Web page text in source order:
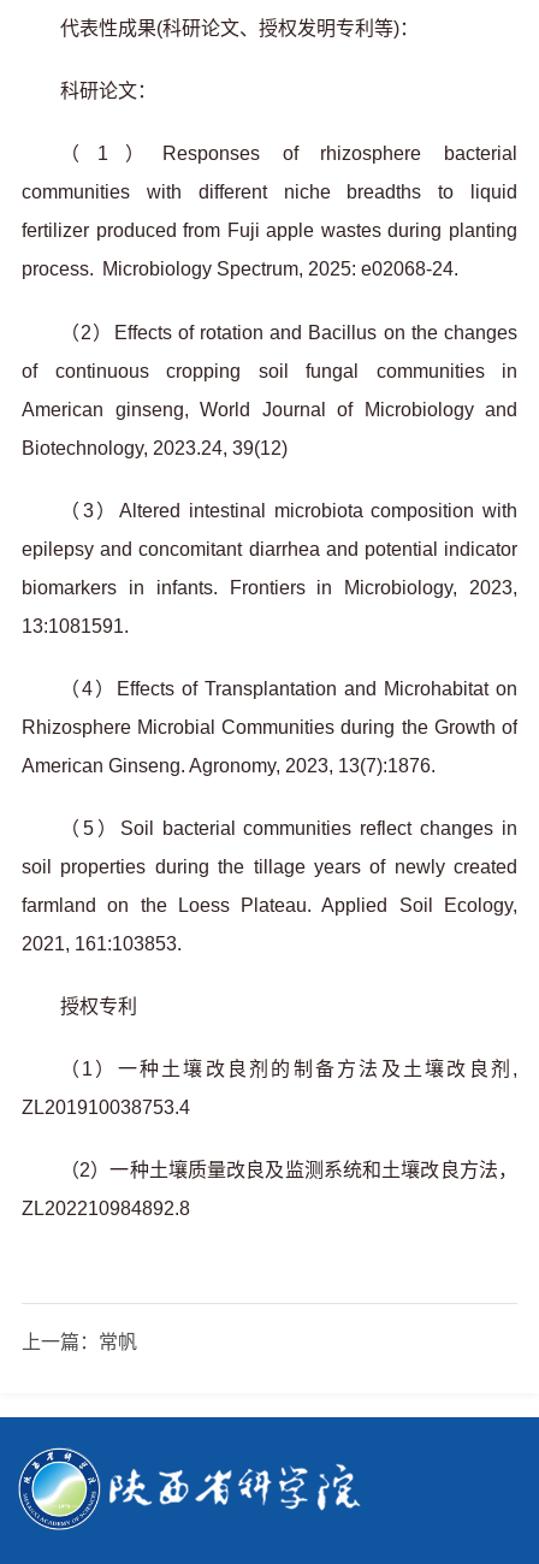
代表性成果(科研论文、授权发明专利等)：
科研论文：
（1）Responses of rhizosphere bacterial
communities with different niche breadths to liquid
fertilizer produced from Fuji apple wastes during planting
process. Microbiology Spectrum, 2025: e02068-24.
（2）Effects of rotation and Bacillus on the changes
of continuous cropping soil fungal communities in
American ginseng, World Journal of Microbiology and
Biotechnology, 2023.24, 39(12)
（3）Altered intestinal microbiota composition with
epilepsy and concomitant diarrhea and potential indicator
biomarkers in infants. Frontiers in Microbiology, 2023,
13:1081591.
（4）Effects of Transplantation and Microhabitat on
Rhizosphere Microbial Communities during the Growth of
American Ginseng. Agronomy, 2023, 13(7):1876.
（5）Soil bacterial communities reflect changes in
soil properties during the tillage years of newly created
farmland on the Loess Plateau. Applied Soil Ecology,
2021, 161:103853.
授权专利
（1）一种土壤改良剂的制备方法及土壤改良剂,
ZL201910038753.4
（2）一种土壤质量改良及监测系统和土壤改良方法，
ZL202210984892.8
上一篇： 常帆